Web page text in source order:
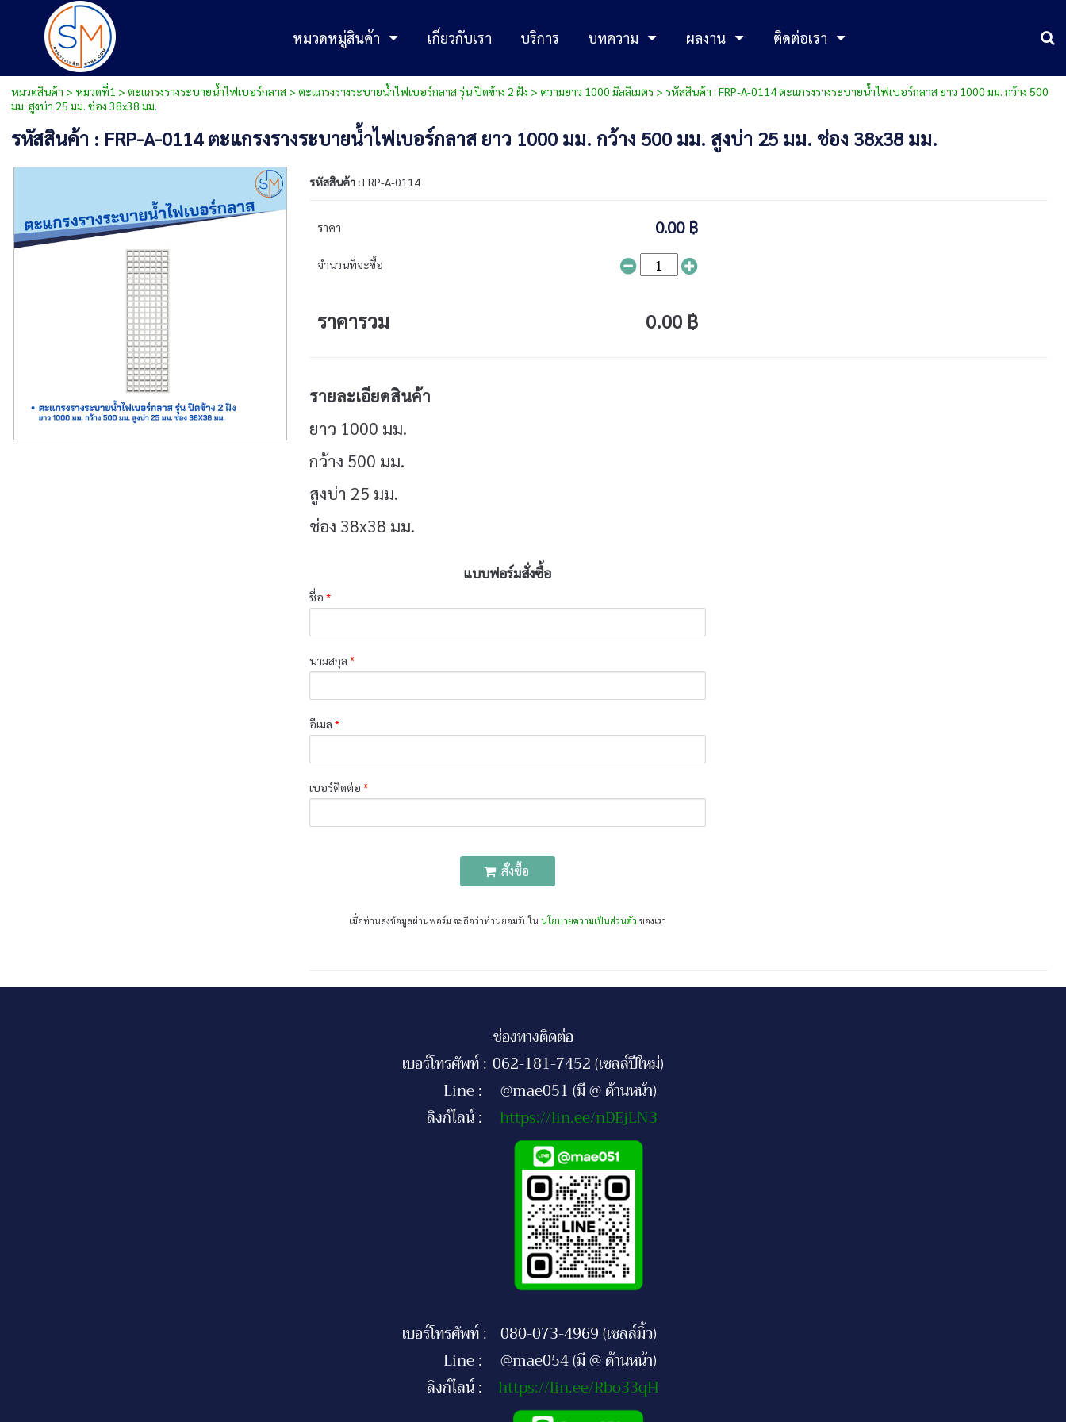
หมวดหมู่สินค้า เกี่ยวกับเรา บริการ บทความ ผลงาน ติดต่อเรา
หมวดสินค้า > หมวดที่1 > ตะแกรงรางระบายน้ำไฟเบอร์กลาส> ตะแกรงรางระบายน้ำไฟเบอร์กลาส รุ่น ปิดข้าง 2 ฝั่ง > ความยาว 1000 มิลลิเมตร> รหัสสินค้า : FRP-A-0114 ตะแกรงรางระบายน้ำไฟเบอร์กลาส ยาว 1000 มม. กว้าง 500
มม. สูงบ่า 25 มม. ช่อง 38x38 มม.
รหัสสินค้า : FRP-A-0114 ตะแกรงรางระบายน้ำไฟเบอร์กลาส ยาว 1000 มม. กว้าง 500 มม. สูงบ่า 25 มม. ช่อง 38x38 มม.
รหัสสินค้า :FRP-A-0114
ราคา 0.00 ฿
จำนวนที่จะซื้อ
ราคารวม 0.00 ฿
รายละเอียดสินค้า
ยาว 1000 มม.
กว้าง 500 มม.
สูงบ่า 25 มม.
ช่อง 38x38 มม.
แบบฟอร์มสั่งซื้อ
ชื่อ *
นามสกุล *
อีเมล *
เบอร์ติดต่อ *
สั่งซื้อ
เมื่อท่านส่งข้อมูลผ่านฟอร์ม จะถือว่าท่านยอมรับใน นโยบายความเป็นส่วนตัว ของเรา
ช่องทางติดต่อ
เบอร์โทรศัพท์ : 062-181-7452 (เซลล์ปีใหม่)
Line :
@mae051 (มี @ ด้านหน้า)
ลิงก์ไลน์ :
https://lin.ee/nDEjLN3
เบอร์โทรศัพท์ : 080-073-4969 (เซลล์มิ้ว)
Line :
@mae054 (มี @ ด้านหน้า)
ลิงก์ไลน์ :
https://lin.ee/Rbo33qH